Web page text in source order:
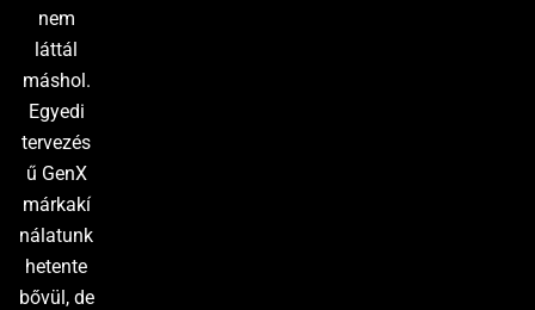
nem
láttál
máshol.
Egyedi
tervezés
ű GenX
márkakí
nálatunk
hetente
bővül, de